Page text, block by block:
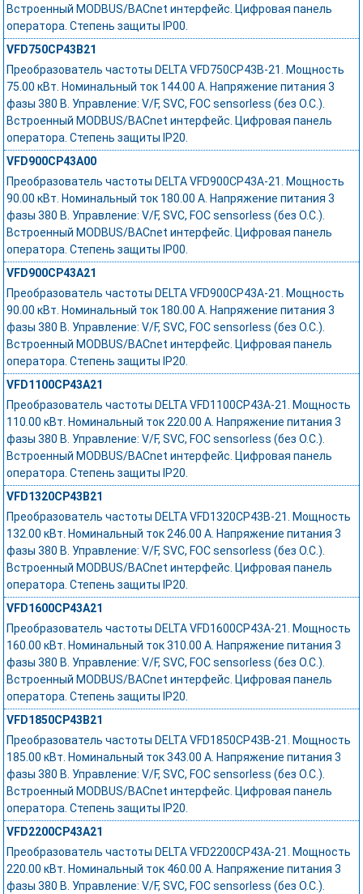
Встроенный MODBUS/BACnet интерфейс. Цифровая панель
оператора. Степень защиты IP00.
VFD750CP43B21
Преобразователь частоты DELTA VFD750CP43B-21. Мощность
75.00 кВт. Номинальный ток 144.00 А. Напряжение питания 3
фазы 380 В. Управление: V/F, SVC, FOC sensorless (без О.С.).
Встроенный MODBUS/BACnet интерфейс. Цифровая панель
оператора. Степень защиты IP20.
VFD900CP43A00
Преобразователь частоты DELTA VFD900CP43A-21. Мощность
90.00 кВт. Номинальный ток 180.00 А. Напряжение питания 3
фазы 380 В. Управление: V/F, SVC, FOC sensorless (без О.С.).
Встроенный MODBUS/BACnet интерфейс. Цифровая панель
оператора. Степень защиты IP00.
VFD900CP43A21
Преобразователь частоты DELTA VFD900CP43A-21. Мощность
90.00 кВт. Номинальный ток 180.00 А. Напряжение питания 3
фазы 380 В. Управление: V/F, SVC, FOC sensorless (без О.С.).
Встроенный MODBUS/BACnet интерфейс. Цифровая панель
оператора. Степень защиты IP20.
VFD1100CP43A21
Преобразователь частоты DELTA VFD1100CP43A-21. Мощность
110.00 кВт. Номинальный ток 220.00 А. Напряжение питания 3
фазы 380 В. Управление: V/F, SVC, FOC sensorless (без О.С.).
Встроенный MODBUS/BACnet интерфейс. Цифровая панель
оператора. Степень защиты IP20.
VFD1320CP43B21
Преобразователь частоты DELTA VFD1320CP43B-21. Мощность
132.00 кВт. Номинальный ток 246.00 А. Напряжение питания 3
фазы 380 В. Управление: V/F, SVC, FOC sensorless (без О.С.).
Встроенный MODBUS/BACnet интерфейс. Цифровая панель
оператора. Степень защиты IP20.
VFD1600CP43A21
Преобразователь частоты DELTA VFD1600CP43A-21. Мощность
160.00 кВт. Номинальный ток 310.00 А. Напряжение питания 3
фазы 380 В. Управление: V/F, SVC, FOC sensorless (без О.С.).
Встроенный MODBUS/BACnet интерфейс. Цифровая панель
оператора. Степень защиты IP20.
VFD1850CP43B21
Преобразователь частоты DELTA VFD1850CP43B-21. Мощность
185.00 кВт. Номинальный ток 343.00 А. Напряжение питания 3
фазы 380 В. Управление: V/F, SVC, FOC sensorless (без О.С.).
Встроенный MODBUS/BACnet интерфейс. Цифровая панель
оператора. Степень защиты IP20.
VFD2200CP43A21
Преобразователь частоты DELTA VFD2200CP43A-21. Мощность
220.00 кВт. Номинальный ток 460.00 А. Напряжение питания 3
фазы 380 В. Управление: V/F, SVC, FOC sensorless (без О.С.).